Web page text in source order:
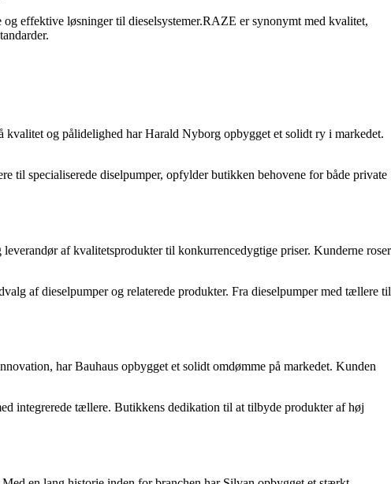
effektive løsninger til dieselsystemer.RAZE er synonymt med kvalitet,
og pålidelighed har Harald Nyborg opbygget et solidt ry i markedet.
til specialiserede diselpumper, opfylder butikken behovene for både private
af kvalitetsprodukter til konkurrencedygtige priser. Kunderne roser
af dieselpumper og relaterede produkter. Fra dieselpumper med tællere til
har Bauhaus opbygget et solidt omdømme på markedet. Kunden
integrerede tællere. Butikkens dedikation til at tilbyde produkter af høj